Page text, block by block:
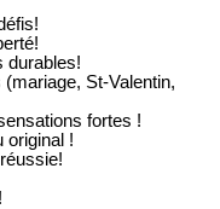
durables!
St-Valentin,
fortes !
original !